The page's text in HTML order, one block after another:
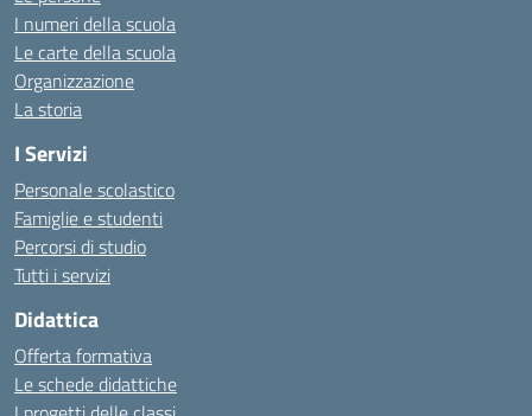
I numeri della scuola
Le carte della scuola
Organizzazione
La storia
I Servizi
Personale scolastico
Famiglie e studenti
Percorsi di studio
Tutti i servizi
Didattica
Offerta formativa
Le schede didattiche